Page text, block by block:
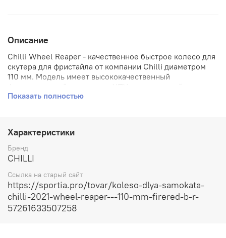
Описание
Chilli Wheel Reaper - качественное быстрое колесо для
скутера для фристайла от компании Chilli диаметром
110 мм. Модель имеет высококачественный
сердечник неповторимого синего цвета. Рекомендуется
безопасности во время вождения.
#br##br#Особенности:#br#Колесо содержит
высококачественные подшипники ABEC9. #br#Диаметр
колеса: 110 мм. #br#Твердость колеса: 90A. #br#Ширина
Показать полностью
Характеристики
Бренд
CHILLI
Ссылка на старый сайт
https://sportia.pro/tovar/koleso-dlya-samokata-
chilli-2021-wheel-reaper---110-mm-firered-b-r-
57261633507258